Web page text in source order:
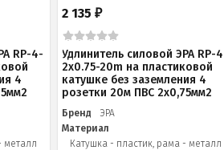
RP-4-
4
металл
2 135₽
Удлинитель силовой ЭРА RP-
2x0.75-20m на пластиковой
катушке без заземления 4
розетки 20м ПВС 2х0,75мм2
Бренд
ЭРА
Материал
Катушка - пластик, рама - металл